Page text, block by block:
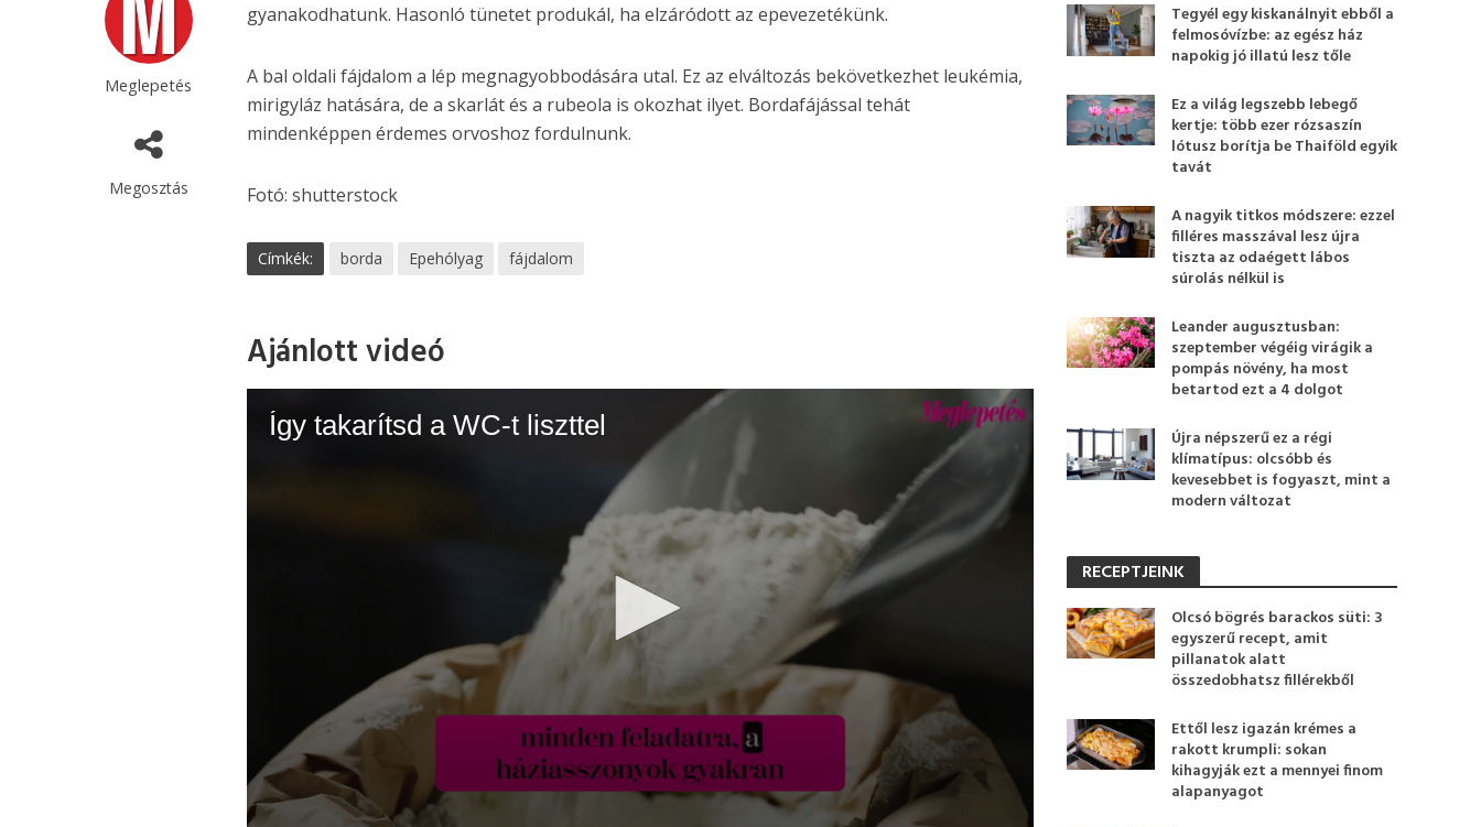
Meglepetés
Megosztás
gyanakodhatunk. Hasonló tünetet produkál, ha elzáródott az epevezetékünk.
A bal oldali fájdalom a lép megnagyobbodására utal. Ez az elváltozás bekövetkezhet leukémia,
mirigyláz hatására, de a skarlát és a rubeola is okozhat ilyet. Bordafájással tehát
mindenképpen érdemes orvoshoz fordulnunk.
Fotó: shutterstock
Címkék: borda Epehólyag fájdalom
Ajánlott videó
Így takarítsd a WC-t liszttel
Tegyél egy kiskanálnyit ebből a
felmosóvízbe: az egész ház
napokig jó illatú lesz tőle
Ez a világ legszebb lebegő
kertje: több ezer rózsaszín
lótusz borítja be Thaiföld egyik
tavát
A nagyik titkos módszere: ezzel
filléres masszával lesz újra
tiszta az odaégett lábos
súrolás nélkül is
Leander augusztusban:
szeptember végéig virágik a
pompás növény, ha most
betartod ezt a 4 dolgot
Újra népszerű ez a régi
klímatípus: olcsóbb és
kevesebbet is fogyaszt, mint a
modern változat
RECEPTJEINK
Olcsó bögrés barackos süti: 3
egyszerű recept, amit
pillanatok alatt
összedobhatsz fillérekből
Ettől lesz igazán krémes a
rakott krumpli: sokan
kihagyják ezt a mennyei finom
alapanyagot